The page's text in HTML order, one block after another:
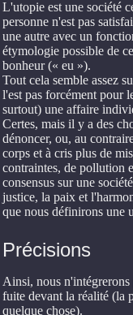
L'utopie est une société
personne n'est pas
une autre avec un
étymologie possible de
bonheur (« eu »).
Tout cela semble assez
l'est pas forcément pour
surtout) une affaire
Certes, mais il y a des
dénoncer, ou, au
corps et à cris plus de
contraintes, de pollution
consensus sur une
justice, la paix et
que nous définirons une
Précisions
Ainsi, nous n'intégrerons
fuite devant la réalité (la
quelque chose).